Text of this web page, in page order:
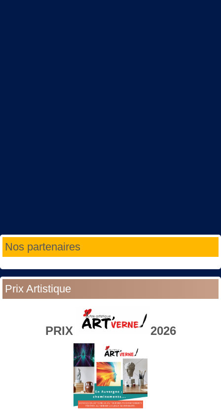
Nos partenaires
Prix Artistique
PRIX 2026
Année
précédente
Mois
précédent
Année
suivante
Mois
suivant